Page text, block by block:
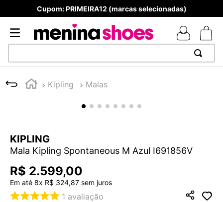
Cupom: PRIMEIRA12 (marcas selecionadas)
Kipling Malas
KIPLING
Mala Kipling Spontaneous M Azul I691856V
R$ 2.599,00
Em até 8x R$ 324,87 sem juros
1 avaliação
1
TÊNIS NEWS BALANCE 530
MELISSAS MINI BABY
º
TÊNIS VEJA WHITE
5
ADIDAS
6º
SAMBA
7º
MELISSA SLIDE